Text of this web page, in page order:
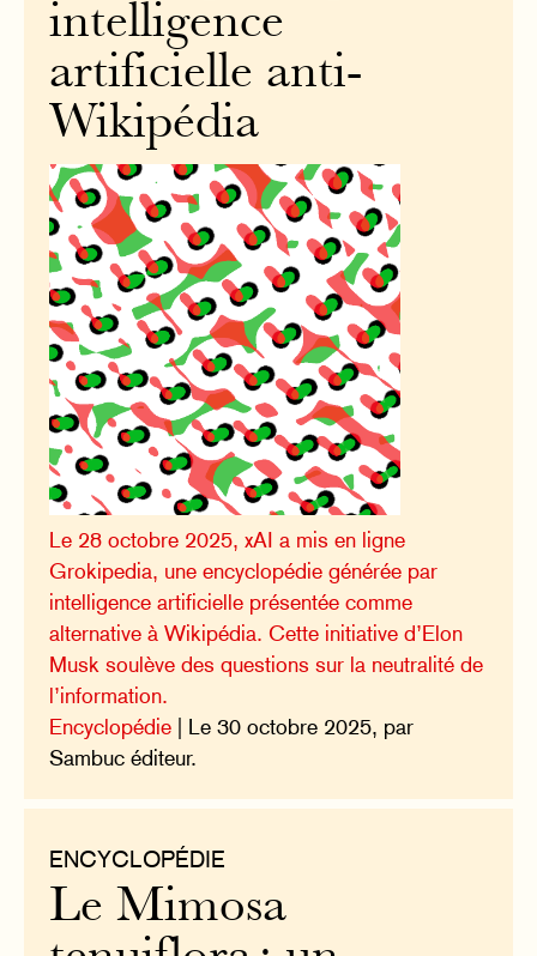
intelligence
artificielle anti-
Wikipédia
Le 28 octobre 2025, xAI a mis en ligne
Grokipedia, une encyclopédie générée par
intelligence artificielle présentée comme
alternative à Wikipédia. Cette initiative d’Elon
Musk soulève des questions sur la neutralité de
l’information.
Encyclopédie | Le 30 octobre 2025, par
Sambuc éditeur.
ENCYCLOPÉDIE
Le Mimosa